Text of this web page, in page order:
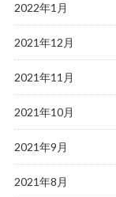
2022年1月
2021年12月
2021年11月
2021年10月
2021年9月
2021年8月